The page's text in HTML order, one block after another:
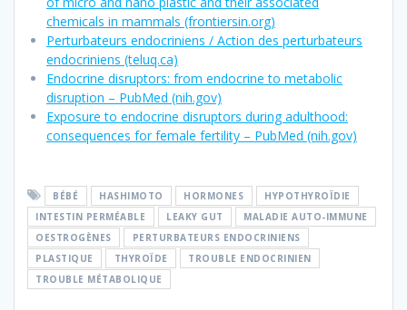
chemicals in mammals (frontiersin.org)
Perturbateurs endocriniens / Action des perturbateurs
endocriniens (teluq.ca)
Endocrine disruptors: from endocrine to metabolic
disruption – PubMed (nih.gov)
Exposure to endocrine disruptors during adulthood:
consequences for female fertility – PubMed (nih.gov)
BÉBÉ HASHIMOTO HORMONES
HYPOTHYROÏDIE
INTESTIN PERMÉABLE
LEAKY GUT
MALADIE AUTO-IMMUNE
OESTROGÈNES
PERTURBATEURS ENDOCRINIENS
PLASTIQUE
THYROÏDE
TROUBLE ENDOCRINIEN
TROUBLE MÉTABOLIQUE